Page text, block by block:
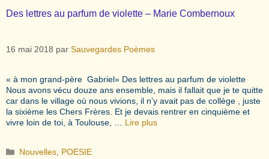
Des lettres au parfum de violette – Marie Combernoux
16 mai 2018 par Sauvegardes Poèmes
« à mon grand-père Gabriel» Des lettres au parfum de violette
Nous avons vécu douze ans ensemble, mais il fallait que je te quitte
car dans le village où nous vivions, il n’y avait pas de collège , juste
la sixième les Chers Frères. Et je devais rentrer en cinquième et
vivre loin de toi, à Toulouse, … Lire plus
Catégories
Nouvelles POESIE